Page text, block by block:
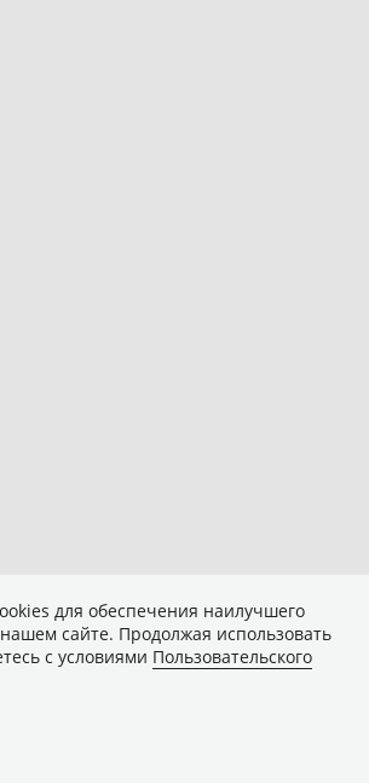
для обеспечения наилучшего
сайте. Продолжая использовать
с условиями Пользовательского